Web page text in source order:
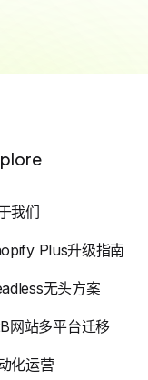
我们
Plus升级指南
无头方案
网站多平台迁移
化运营